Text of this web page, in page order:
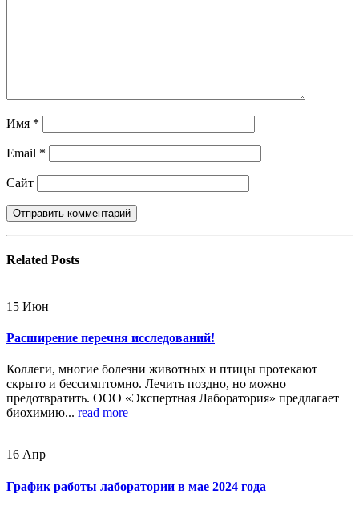
Имя *
Email *
Сайт
Related Posts
15 Июн
Расширение перечня исследований!
Коллеги, многие болезни животных и птицы протекают
скрыто и бессимптомно. Лечить поздно, но можно
предотвратить. ООО «Экспертная Лаборатория» предлагает
биохимию... read more
16 Апр
График работы лаборатории в мае 2024 года